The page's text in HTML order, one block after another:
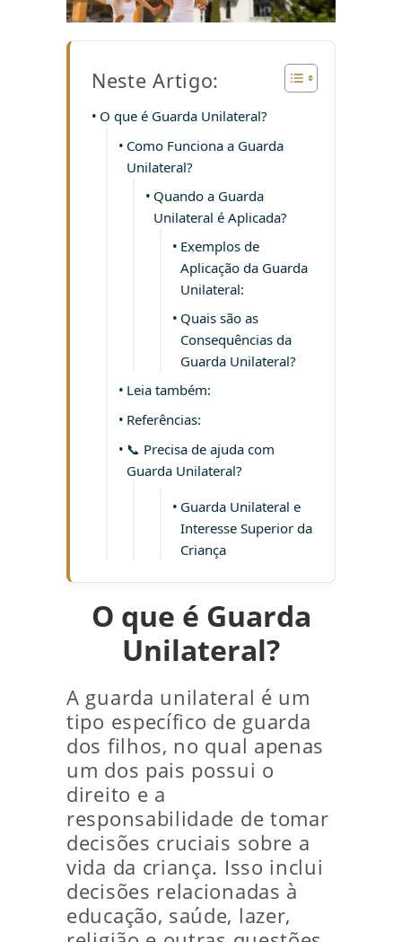
Neste Artigo:
O que é Guarda Unilateral?
Como Funciona a Guarda
Unilateral?
Quando a Guarda
Unilateral é Aplicada?
Exemplos de
Aplicação da Guarda
Unilateral:
Quais são as
Consequências da
Guarda Unilateral?
Leia também:
Referências:
📞 Precisa de ajuda com
Guarda Unilateral?
Guarda Unilateral e
Interesse Superior da
Criança
O que é Guarda
Unilateral?
A guarda unilateral é um
tipo específico de guarda
dos filhos, no qual apenas
um dos pais possui o
direito e a
responsabilidade de tomar
decisões cruciais sobre a
vida da criança. Isso inclui
decisões relacionadas à
educação, saúde, lazer,